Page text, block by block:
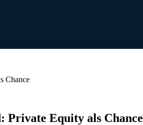
Chance
Private Equity als Chance